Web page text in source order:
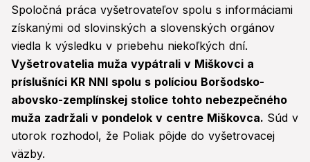
Spoločná práca vyšetrovateľov spolu s informáciami
získanými od slovinských a slovenských orgánov
viedla k výsledku v priebehu niekoľkých dní.
Vyšetrovatelia muža vypátrali v Miškovci a
príslušníci KR NNI spolu s políciou Boršodsko-
abovsko-zemplínskej stolice tohto nebezpečného
muža zadržali v pondelok v centre Miškovca. Súd v
utorok rozhodol, že Poliak pôjde do vyšetrovacej
väzby.